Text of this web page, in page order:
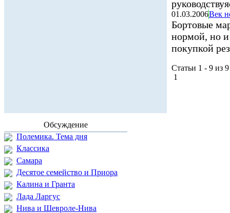
Обсуждение
Полемика. Тема дня
Классика
Самара
Десятое семейство и Приора
Калина и Гранта
Лада Ларгус
Нива и Шевроле-Нива
01.03.2006Век
Бортовые
нормой, но
покупкой
Статьи 1 - 9 из 9
1